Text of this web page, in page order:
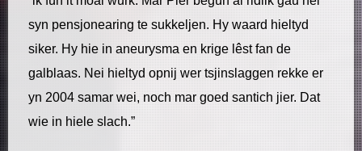
syn pensjonearing te sukkeljen. Hy waard hieltyd
siker. Hy hie in aneurysma en krige lêst fan de
galblaas. Nei hieltyd opnij wer tsjinslaggen rekke er
yn 2004 samar wei, noch mar goed santich jier. Dat
wie in hiele slach.”